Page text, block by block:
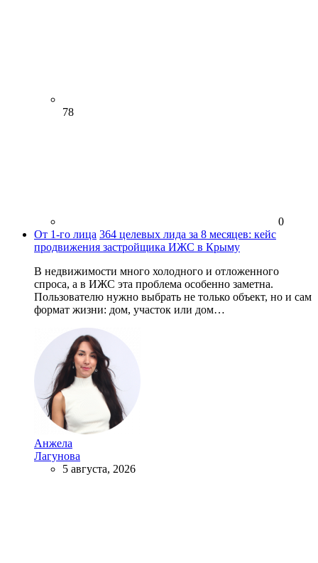
78
0
От 1-го лица 364 целевых лида за 8 месяцев: кейс
продвижения застройщика ИЖС в Крыму
В недвижимости много холодного и отложенного
спроса, а в ИЖС эта проблема особенно заметна.
Пользователю нужно выбрать не только объект, но и сам
формат жизни: дом, участок или дом…
Анжела
Лагунова
5 августа, 2026